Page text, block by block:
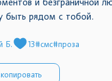
быть рядом с тобой.
Б. 13#смс#проза